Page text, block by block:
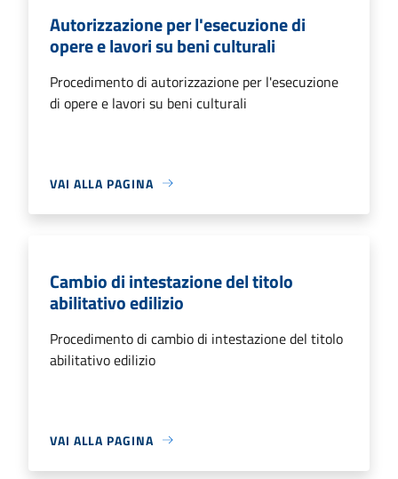
Autorizzazione per l'esecuzione di
opere e lavori su beni culturali
Procedimento di autorizzazione per l'esecuzione
di opere e lavori su beni culturali
VAI ALLA PAGINA
Cambio di intestazione del titolo
abilitativo edilizio
Procedimento di cambio di intestazione del titolo
abilitativo edilizio
VAI ALLA PAGINA